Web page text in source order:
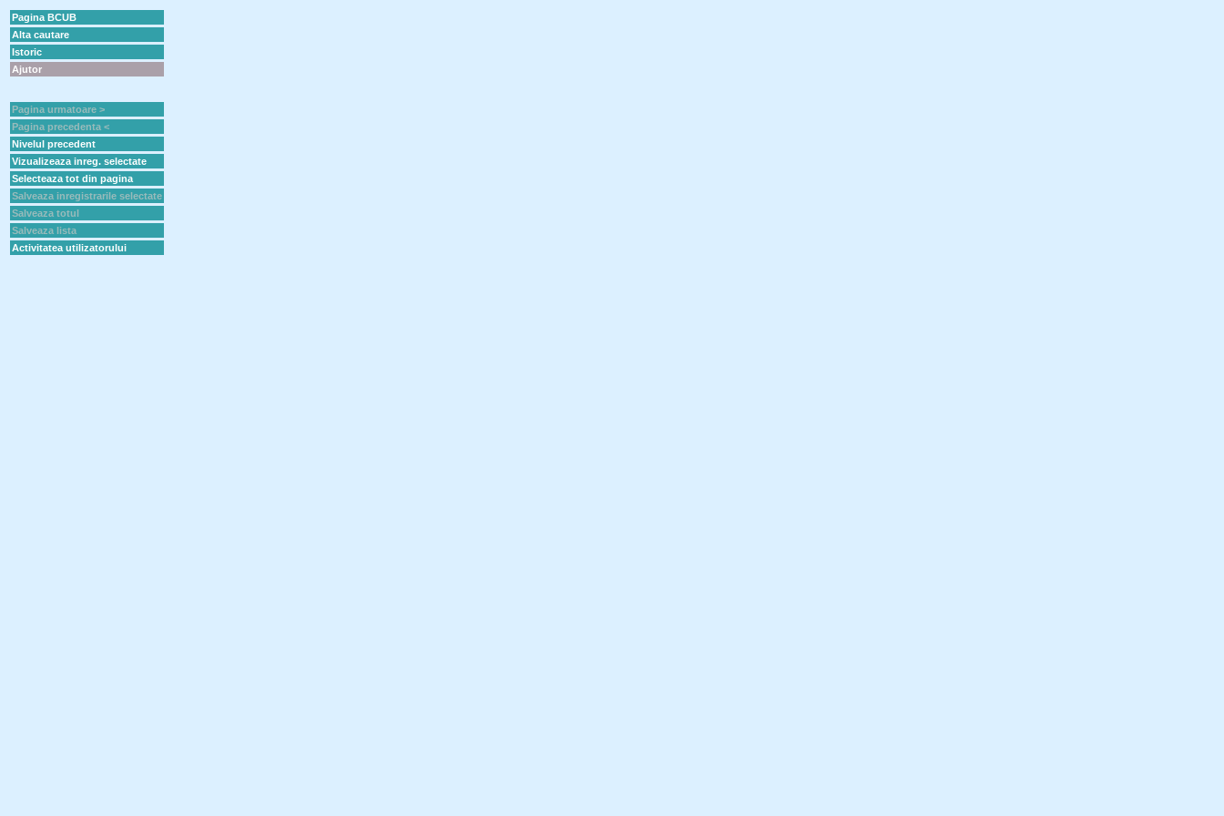
Pagina BCUB
Alta cautare
Istoric
Ajutor
Pagina urmatoare >
Pagina precedenta <
Nivelul precedent
Vizualizeaza inreg. selectate
Selecteaza tot din pagina
Salveaza inregistrarile selectate
Salveaza totul
Salveaza lista
Activitatea utilizatorului